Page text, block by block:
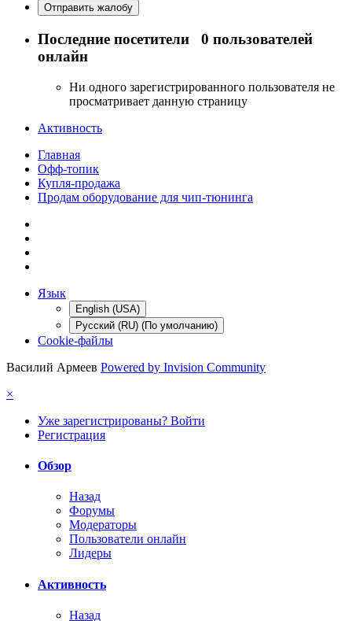
Отправить жалобу
Последние посетители 0 пользователей
онлайн
Ни одного зарегистрированного пользователя не
просматривает данную страницу
Активность
Главная
Офф-топик
Купля-продажа
Продам оборудование для чип-тюнинга
Язык
English (USA)
Русский (RU) (По умолчанию)
Cookie-файлы
Василий Армеев Powered by Invision Community
×
Уже зарегистрированы? Войти
Регистрация
Обзор
Назад
Форумы
Модераторы
Пользователи онлайн
Лидеры
Активность
Назад